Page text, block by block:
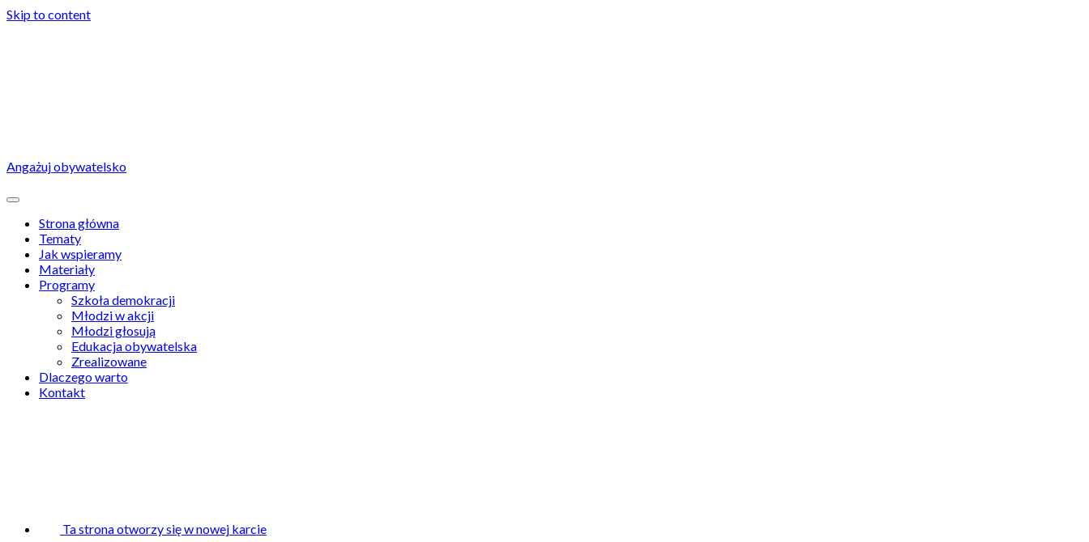
Skip to content
Angażuj obywatelsko
Strona główna
Tematy
Jak wspieramy
Materiały
Programy
Szkoła demokracji
Młodzi w akcji
Młodzi głosują
Edukacja obywatelska
Zrealizowane
Dlaczego warto
Kontakt
Ta strona otworzy się w nowej karcie